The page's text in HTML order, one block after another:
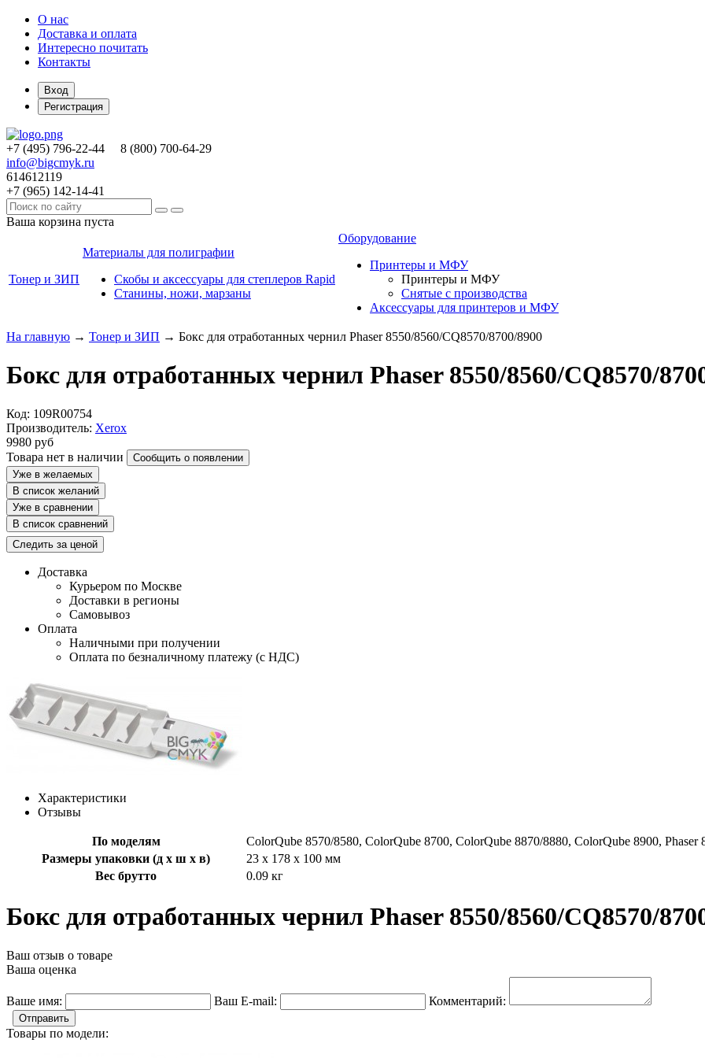
О нас
Доставка и оплата
Интересно почитать
Контакты
Вход
Регистрация
+7 (495) 796-22-44 8 (800) 700-64-29
info@bigcmyk.ru
614612119
+7 (965) 142-14-41
Ваша корзина пуста
Тонер и ЗИП
Материалы для полиграфии
Скобы и аксессуары для степлеров Rapid
Станины, ножи, марзаны
Оборудование
Принтеры и МФУ
Принтеры и МФУ
Снятые с производства
Аксессуары для принтеров и МФУ
На главную → Тонер и ЗИП → Бокс для отработанных чернил Phaser 8550/8560/CQ8570/8700/8900
Бокс для отработанных чернил Phaser 8550/8560/CQ8570/
Код: 109R00754
Производитель: Xerox
9980 руб
Товара нет в наличии
Сообщить о появлении
Уже в желаемых
В список желаний
Уже в сравнении
В список сравнений
Следить за ценой
Доставка
Курьером по Москве
Доставки в регионы
Самовывоз
Оплата
Наличными при получении
Оплата по безналичному платежу (с НДС)
Характеристики
Отзывы
По моделям
ColorQube 8570/8580, ColorQube 8700, ColorQube 8870/8880, ColorQube 8900, Phaser
Размеры упаковки (д х ш х в)
23 x 178 x 100 мм
Вес брутто
0.09 кг
Бокс для отработанных чернил Phaser 8550/8560/CQ8570/
Ваш отзыв о товаре
Ваша оценка
Ваше имя: Ваш E-mail: Комментарий:
Отправить
Товары по модели: